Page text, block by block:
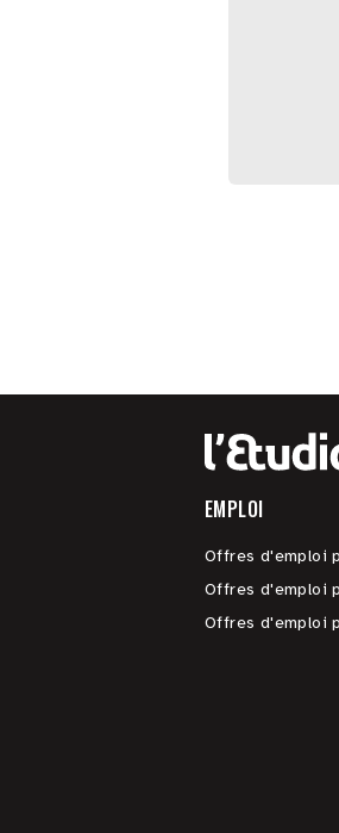
EMPLOI
Offres d'emploi
Offres d'emploi
Offres d'emploi